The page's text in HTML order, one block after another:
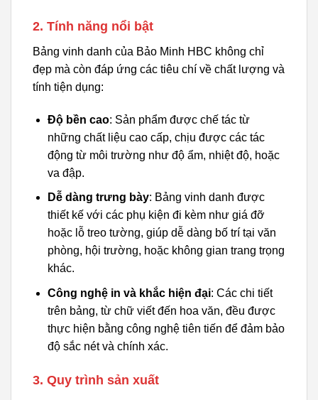
2. Tính năng nổi bật
Bảng vinh danh của Bảo Minh HBC không chỉ
đẹp mà còn đáp ứng các tiêu chí về chất lượng và
tính tiện dụng:
Độ bền cao: Sản phẩm được chế tác từ
những chất liệu cao cấp, chịu được các tác
động từ môi trường như độ ẩm, nhiệt độ, hoặc
va đập.
Dễ dàng trưng bày: Bảng vinh danh được
thiết kế với các phụ kiện đi kèm như giá đỡ
hoặc lỗ treo tường, giúp dễ dàng bố trí tại văn
phòng, hội trường, hoặc không gian trang trọng
khác.
Công nghệ in và khắc hiện đại: Các chi tiết
trên bảng, từ chữ viết đến hoa văn, đều được
thực hiện bằng công nghệ tiên tiến để đảm bảo
độ sắc nét và chính xác.
3. Quy trình sản xuất